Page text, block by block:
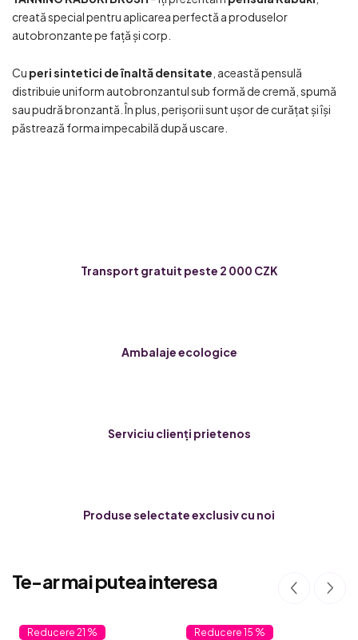
creată special pentru aplicarea perfectă a produselor
autobronzante pe față și corp.
Cu peri sintetici de înaltă densitate , această pensulă
distribuie uniform autobronzantul sub formă de cremă, spumă
sau pudră bronzantă. În plus, perișorii sunt ușor de curățat și își
păstrează forma impecabilă după uscare.
Transport gratuit peste 2 000 CZK
Ambalaje ecologice
Serviciu clienți prietenos
Produse selectate exclusiv cu noi
Te-ar mai putea interesa
21 % 15 %